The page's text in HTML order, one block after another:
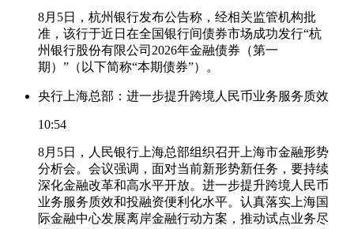
8月5日，杭州银行发布公告称，经相关监管机构批
准，该行于近日在全国银行间债券市场成功发行“杭
州银行股份有限公司2026年金融债券（第一
期）”（以下简称“本期债券”）。
央行上海总部：进一步提升跨境人民币业务服务质效
10:54
8月5日，人民银行上海总部组织召开上海市金融形势
分析会。会议强调，面对当前新形势新任务，要持续
深化金融改革和高水平开放。进一步提升跨境人民币
业务服务质效和投融资便利化水平。认真落实上海国
际金融中心发展离岸金融行动方案，推动试点业务尽